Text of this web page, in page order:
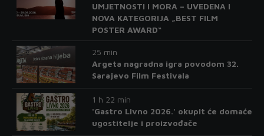
UMJETNOSTI I MORA – UVEDENA I
NOVA KATEGORIJA „BEST FILM
POSTER AWARD“
25 min
Argeta nagradna igra povodom 32.
Sarajevo Film Festivala
1 h 22 min
'Gastro Livno 2026.' okupit će domaće
ugostitelje i proizvođače